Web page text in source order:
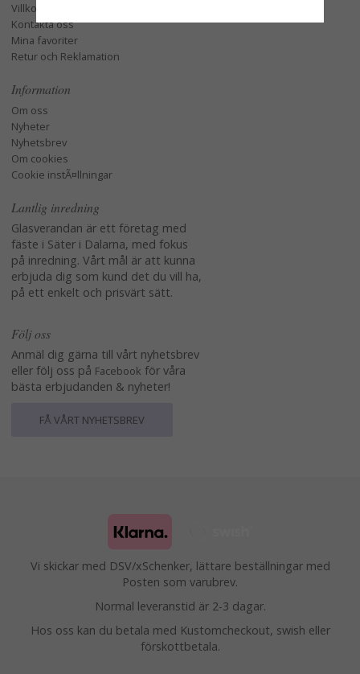
Villkor
Kontakta oss
Mina favoriter
Retur och Reklamation
Information
Om oss
Nyheter
Nyhetsbrev
Om cookies
Cookie instÃ¤llningar
Lantlig inredning
Glasverandan är ett företag med
fäste i Säter i Dalarna, med fokus
på inredning. Vårt mål är att kunna
erbjuda dig som kund det du vill ha,
på ett enkelt och prisvärt sätt.
Följ oss
Anmäl dig gärna till vårt nyhetsbrev
eller följ oss på Facebook för våra
bästa erbjudanden & nyheter!
FÅ VÅRT NYHETSBREV
Vi skickar med DSV/xSchenker, lättare beställningar med
Posten som varubrev.
Normal leveranstid är 2-3 dagar.
Hos oss kan du betala med Kustomcheckout, swish eller
förskottbetala.